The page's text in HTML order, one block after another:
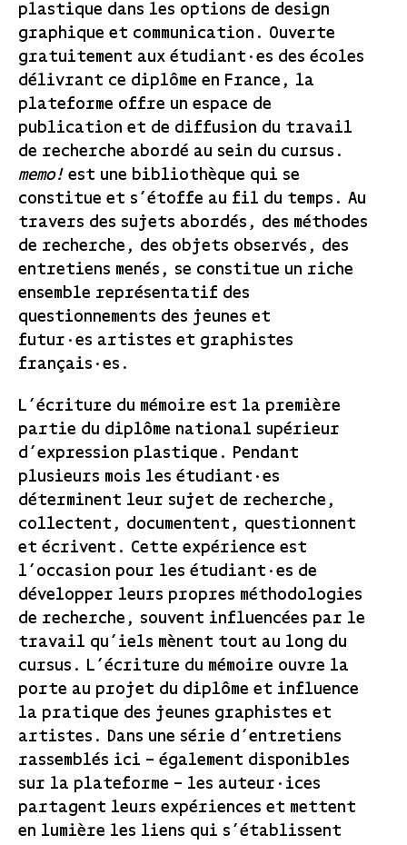
plastique dans les options de design
graphique et communication. Ouverte
gratuitement aux étudiant·es des écoles
délivrant ce diplôme en France, la
plateforme offre un espace de
publication et de diffusion du travail
de recherche abordé au sein du cursus.
memo! est une bibliothèque qui se
constitue et s’étoffe au fil du temps. Au
travers des sujets abordés, des méthodes
de recherche, des objets observés, des
entretiens menés, se constitue un riche
ensemble représentatif des
questionnements des jeunes et
futur·es artistes et graphistes
français·es.
L’écriture du mémoire est la première
partie du diplôme national supérieur
d’expression plastique. Pendant
plusieurs mois les étudiant·es
déterminent leur sujet de recherche,
collectent, documentent, questionnent
et écrivent. Cette expérience est
l’occasion pour les étudiant·es de
développer leurs propres méthodologies
de recherche, souvent influencées par le
travail qu’iels mènent tout au long du
cursus. L’écriture du mémoire ouvre la
porte au projet du diplôme et influence
la pratique des jeunes graphistes et
artistes. Dans une série d’entretiens
rassemblés ici – également disponibles
sur la plateforme – les auteur·ices
partagent leurs expériences et mettent
en lumière les liens qui s’établissent